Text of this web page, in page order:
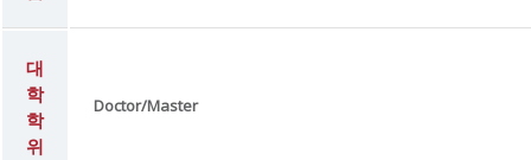
대
학
학
위
Doctor/Master